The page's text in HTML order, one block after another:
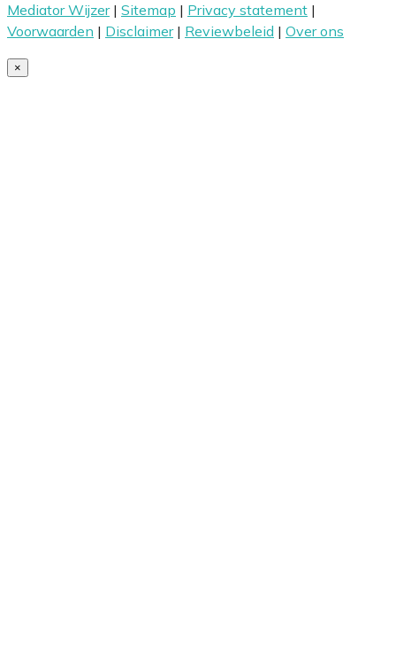
Mediator Wijzer| Sitemap | Privacy statement |
Voorwaarden | Disclaimer| Reviewbeleid | Over ons
×